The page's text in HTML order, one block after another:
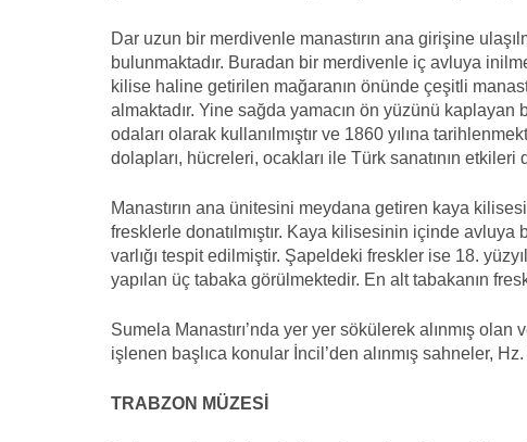
Dar uzun bir merdivenle manastırın ana girişine
bulunmaktadır. Buradan bir merdivenle iç avluya
kilise haline getirilen mağaranın önünde çeşitli
almaktadır. Yine sağda yamacın ön yüzünü
odaları olarak kullanılmıştır ve 1860 yılına
dolapları, hücreleri, ocakları ile Türk sanatının etkileri
Manastırın ana ünitesini meydana getiren kaya
fresklerle donatılmıştır. Kaya kilisesinin içinde
varlığı tespit edilmiştir. Şapeldeki freskler ise 18.
yapılan üç tabaka görülmektedir. En alt tabakanın
Sumela Manastırı’nda yer yer sökülerek alınmış
işlenen başlıca konular İncil’den alınmış sahneler,
TRABZON MÜZESİ